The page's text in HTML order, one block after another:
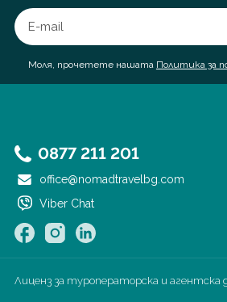
Моля, прочетете нашата Политика за
0877 211 201
office@nomadtravelbg.com
Viber Chat
Лиценз за туроператорска и агентска